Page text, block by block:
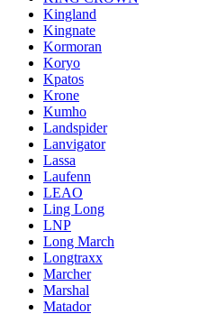
Kingland
Kingnate
Kormoran
Koryo
Kpatos
Krone
Kumho
Landspider
Lanvigator
Lassa
Laufenn
LEAO
Ling Long
LNP
Long March
Longtraxx
Marcher
Marshal
Matador